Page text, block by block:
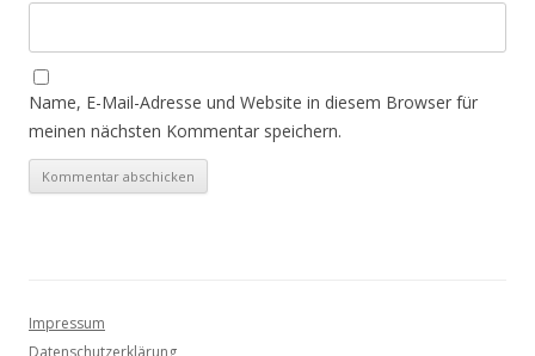
Name, E-Mail-Adresse und Website in diesem Browser für
meinen nächsten Kommentar speichern.
Impressum
Datenschutzerklärung